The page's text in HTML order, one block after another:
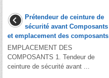
Prétendeur de ceinture de
sécurité avant Composants
et emplacement des composants
EMPLACEMENT DES
COMPOSANTS 1. Tendeur de
ceinture de sécurité avant ...